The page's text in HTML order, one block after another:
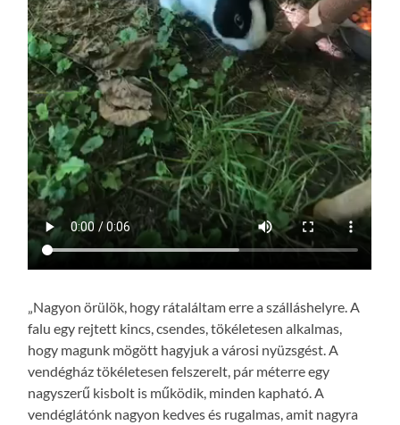
„Nagyon örülök, hogy rátaláltam erre a szálláshelyre. A
falu egy rejtett kincs, csendes, tökéletesen alkalmas,
hogy magunk mögött hagyjuk a városi nyüzsgést. A
vendégház tökéletesen felszerelt, pár méterre egy
nagyszerű kisbolt is működik, minden kapható. A
vendéglátónk nagyon kedves és rugalmas, amit nagyra